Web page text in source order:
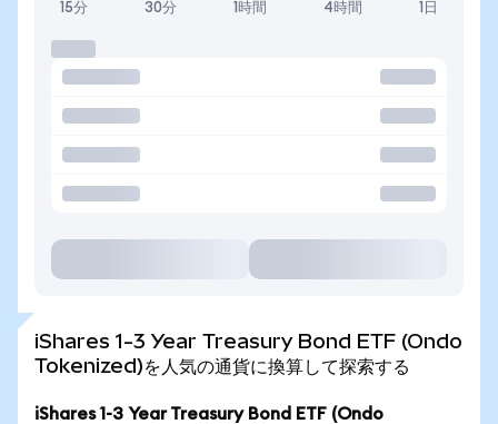
15分 30分 1時間 4時間 1日
iShares 1-3 Year Treasury Bond ETF (Ondo
Tokenized)を人気の通貨に換算して探索する
iShares 1-3 Year Treasury Bond ETF (Ondo